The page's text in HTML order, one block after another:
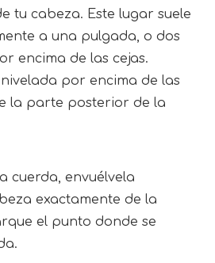
tu cabeza. Este lugar suele
a una pulgada, o dos
encima de las cejas.
por encima de las
la parte posterior de la
cuerda, envuélvela
exactamente de la
el punto donde se